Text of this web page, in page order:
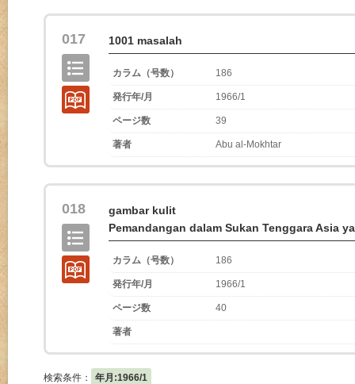
017 1001 masalah
カラム（号数） 186
発行年/月 1966/1
ページ数 39
著者 Abu al-Mokhtar
018
gambar kulit
Pemandangan dalam Sukan Tenggara Asia
カラム（号数） 186
発行年/月 1966/1
ページ数 40
著者
検索条件：
年月:1966/1